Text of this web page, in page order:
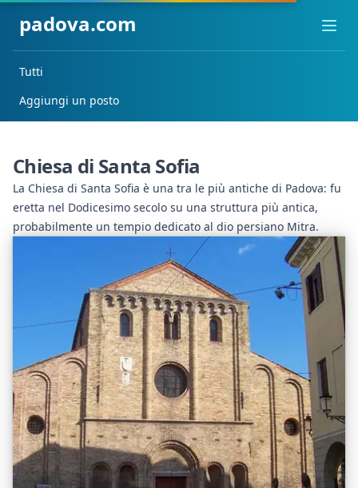
padova.com
Tutti
Aggiungi un posto
Chiesa di Santa Sofia
La Chiesa di Santa Sofia è una tra le più antiche di Padova: fu
eretta nel Dodicesimo secolo su una struttura più antica,
probabilmente un tempio dedicato al dio persiano Mitra.